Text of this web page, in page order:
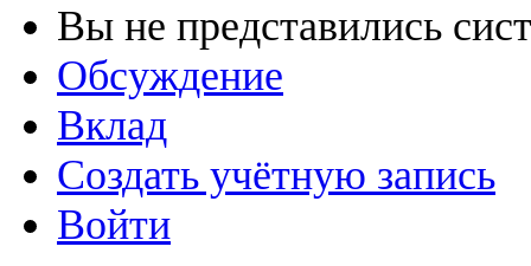
Вы не представились
Обсуждение
Вклад
Создать учётную запись
Войти